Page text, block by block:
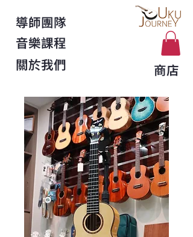
導師團隊
音樂課程
關於我們
商店